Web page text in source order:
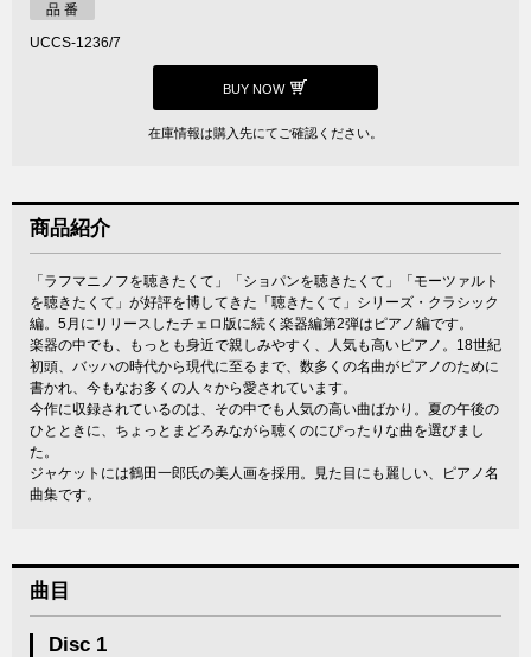
品 番
UCCS-1236/7
BUY NOW
在庫情報は購入先にてご確認ください。
商品紹介
「ラフマニノフを聴きたくて」「ショパンを聴きたくて」「モーツァルト
を聴きたくて」が好評を博してきた「聴きたくて」シリーズ・クラシック
編。5月にリリースしたチェロ版に続く楽器編第2弾はピアノ編です。
楽器の中でも、もっとも身近で親しみやすく、人気も高いピアノ。18世紀
初頭、バッハの時代から現代に至るまで、数多くの名曲がピアノのために
書かれ、今もなお多くの人々から愛されています。
今作に収録されているのは、その中でも人気の高い曲ばかり。夏の午後の
ひとときに、ちょっとまどろみながら聴くのにぴったりな曲を選びまし
た。
ジャケットには鶴田一郎氏の美人画を採用。見た目にも麗しい、ピアノ名
曲集です。
曲目
Disc 1